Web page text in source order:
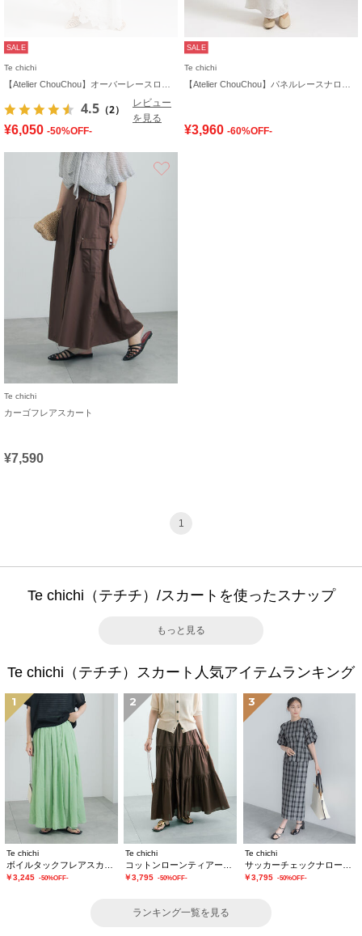
SALE
Te chichi
4.5 （2）
レビュー
を見る
¥6,050 -50%OFF-
SALE
Te chichi
¥3,960 -60%OFF-
Te chichi
カーゴフレアスカート
¥7,590
1
Te chichi（テチチ）/スカートを使ったスナップ
もっと見る
Te chichi（テチチ）スカート人気アイテムランキング
1
Te chichi
￥3,245 -50%OFF-
2
Te chichi
￥3,795 -50%OFF-
3
Te chichi
￥3,795 -50%OFF-
ランキング一覧を見る